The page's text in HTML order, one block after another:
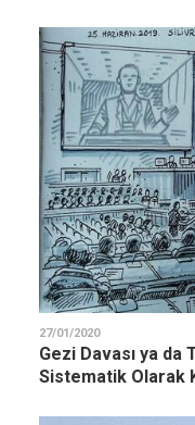
27/01/2020
Gezi Davası ya da
Sistematik Olarak